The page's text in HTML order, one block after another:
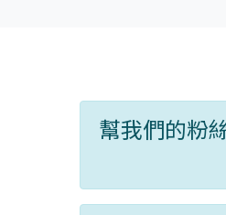
幫我們的粉